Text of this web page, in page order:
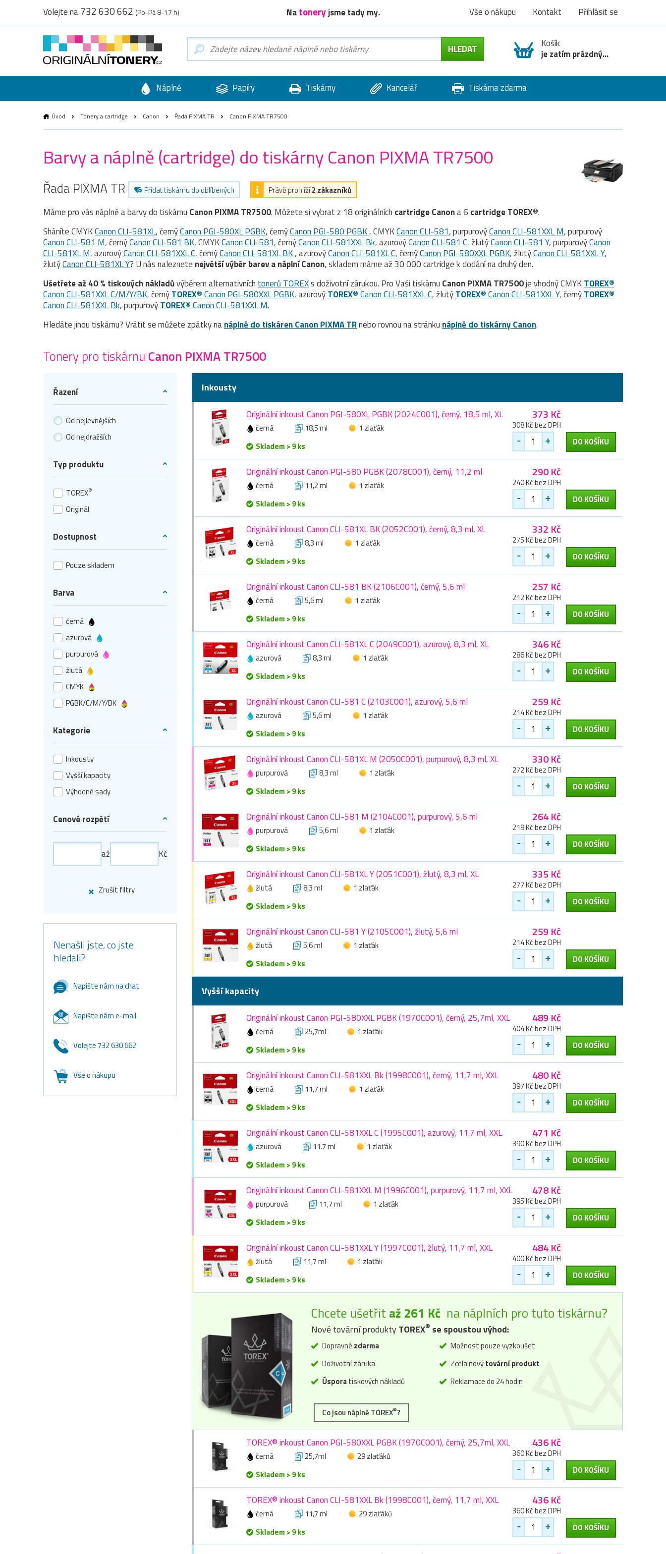
Volejte na732 630 662 (Po-Pá 8-17 h) Natoneryjsme tady my. Vše o nákupu Kontakt Přihlásit se
Košík
je zatím prázdný...
Náplně Papíry Tiskárny Kancelář Tiskárna zdarma
Úvod Tonery a cartridge Canon Řada PIXMA TR Canon PIXMA TR7500
Barvy a náplně (cartridge) do tiskárny Canon PIXMA TR7500
Řada PIXMA TR Přidat tiskárnu do oblíbených Právě prohlíží2 zákazníků
Máme pro vás náplně a barvy do tiskárnu Canon PIXMA TR7500. Můžete si vybrat z 18 originálních cartridgeCanona 6 cartridge TOREX®.
Sháníte CMYKCanon CLI-581XL, černýCanon PGI-580XL PGBK, černýCanon PGI-580 PGBK, CMYKCanon CLI-581, purpurovýCanon CLI-581XXL M, purpurový
Canon CLI-581 M, černýCanon CLI-581 BK, CMYKCanon CLI-581, černýCanon CLI-581XXL Bk, azurovýCanon CLI-581 C, žlutýCanon CLI-581 Y, purpurovýCanon
CLI-581XL M, azurovýCanon CLI-581XXL C, černýCanon CLI-581XL BK, azurovýCanon CLI-581XL C, černýCanon PGI-580XXL PGBK, žlutýCanon CLI-581XXL Y,
žlutýCanon CLI-581XL Y? U nás naleznete největší výběr barev a náplní Canon, skladem máme až 30 000 cartridge k dodání na druhý den.
Ušetřete až 40 % tiskových nákladůvýběrem alternativních tonerů TOREXs doživotní zárukou. Pro Vaši tiskárnu Canon PIXMA TR7500je vhodný CMYKTOREX®
Canon CLI-581XXL C/M/Y/BK, černýTOREX®Canon PGI-580XXL PGBK, azurovýTOREX®Canon CLI-581XXL C, žlutýTOREX®Canon CLI-581XXL Y, černýTOREX®
Canon CLI-581XXL Bk, purpurovýTOREX®Canon CLI-581XXL M.
Hledáte jinou tiskárnu? Vrátit se můžete zpátky nanáplně do tiskáren Canon PIXMA TRnebo rovnou na stránku náplně do tiskárny Canon.
Tonery pro tiskárnu Canon PIXMA TR7500
Řazení
Od nejlevnějších
Od nejdražších
Typ produktu
TOREX®
Originál
Dostupnost
Pouze skladem
Barva
černá
azurová
purpurová
žlutá
CMYK
PGBK/C/M/Y/BK
Kategorie
Inkousty
Vyšší kapacity
Výhodné sady
Cenové rozpětí
až Kč
Zrušit filtry
Nenašli jste, co jste
hledali?
Napište nám na chat
Napište nám e-mail
Volejte 732 630 662
Vše o nákupu
Inkousty
Originální inkoust Canon PGI-580XL PGBK (2024C001), černý, 18,5 ml, XL
černá 18,5 ml
1 zlaťák
Skladem > 9 ks
373 Kč
308 Kč bez DPH
- + DO KOŠÍKU
Originální inkoust Canon PGI-580 PGBK (2078C001), černý, 11,2 ml
černá 11,2 ml
1 zlaťák
Skladem > 9 ks
290 Kč
240 Kč bez DPH
- + DO KOŠÍKU
Originální inkoust Canon CLI-581XL BK (2052C001), černý, 8,3 ml, XL
černá 8,3 ml
1 zlaťák
Skladem > 9 ks
332 Kč
275 Kč bez DPH
- + DO KOŠÍKU
Originální inkoust Canon CLI-581 BK (2106C001), černý, 5,6 ml
černá 5,6 ml
1 zlaťák
Skladem > 9 ks
257 Kč
212 Kč bez DPH
- + DO KOŠÍKU
Originální inkoust Canon CLI-581XL C (2049C001), azurový, 8,3 ml, XL
azurová 8,3 ml
1 zlaťák
Skladem > 9 ks
346 Kč
286 Kč bez DPH
- + DO KOŠÍKU
Originální inkoust Canon CLI-581 C (2103C001), azurový, 5,6 ml
azurová 5,6 ml
1 zlaťák
Skladem > 9 ks
259 Kč
214 Kč bez DPH
- + DO KOŠÍKU
Originální inkoust Canon CLI-581XL M (2050C001), purpurový, 8,3 ml, XL
purpurová 8,3 ml
1 zlaťák
Skladem > 9 ks
330 Kč
272 Kč bez DPH
- + DO KOŠÍKU
Originální inkoust Canon CLI-581 M (2104C001), purpurový, 5,6 ml
purpurová 5,6 ml
1 zlaťák
Skladem > 9 ks
264 Kč
219 Kč bez DPH
- + DO KOŠÍKU
Originální inkoust Canon CLI-581XL Y (2051C001), žlutý, 8,3 ml, XL
žlutá 8,3 ml
1 zlaťák
Skladem > 9 ks
335 Kč
277 Kč bez DPH
- + DO KOŠÍKU
Originální inkoust Canon CLI-581 Y (2105C001), žlutý, 5,6 ml
žlutá 5,6 ml
1 zlaťák
Skladem > 9 ks
259 Kč
214 Kč bez DPH
- + DO KOŠÍKU
Vyšší kapacity
Originální inkoust Canon PGI-580XXL PGBK (1970C001), černý, 25,7ml, XXL
černá 25,7ml
1 zlaťák
Skladem > 9 ks
489 Kč
404 Kč bez DPH
- + DO KOŠÍKU
Originální inkoust Canon CLI-581XXL Bk (1998C001), černý, 11,7 ml, XXL
černá 11,7 ml
1 zlaťák
Skladem > 9 ks
480 Kč
397 Kč bez DPH
- + DO KOŠÍKU
Originální inkoust Canon CLI-581XXL C (1995C001), azurový, 11.7 ml, XXL
azurová 11.7 ml
1 zlaťák
Skladem > 9 ks
471 Kč
390 Kč bez DPH
- + DO KOŠÍKU
Originální inkoust Canon CLI-581XXL M (1996C001), purpurový, 11,7 ml, XXL
purpurová 11,7 ml
1 zlaťák
Skladem > 9 ks
478 Kč
395 Kč bez DPH
- + DO KOŠÍKU
Originální inkoust Canon CLI-581XXL Y (1997C001), žlutý, 11,7 ml, XXL
žlutá 11,7 ml
1 zlaťák
Skladem > 9 ks
484 Kč
400 Kč bez DPH
- + DO KOŠÍKU
Chcete ušetřit až 261 Kč na náplních pro tuto tiskárnu?
Nové tovární produktyTOREX® se spoustou výhod:
Dopravné zdarma
Doživotní záruka
Úsporatiskových nákladů
Možnost pouze vyzkoušet
Zcela novýtovární produkt
Reklamace do 24 hodin
Co jsou náplně TOREX®?
TOREX® inkoust Canon PGI-580XXL PGBK (1970C001), černý, 25,7ml, XXL
černá 25,7ml
29 zlaťáků
Skladem > 9 ks
436 Kč
360 Kč bez DPH
- + DO KOŠÍKU
TOREX® inkoust Canon CLI-581XXL Bk (1998C001), černý, 11,7 ml, XXL
černá 11,7 ml
29 zlaťáků
Skladem > 9 ks
436 Kč
360 Kč bez DPH
- + DO KOŠÍKU